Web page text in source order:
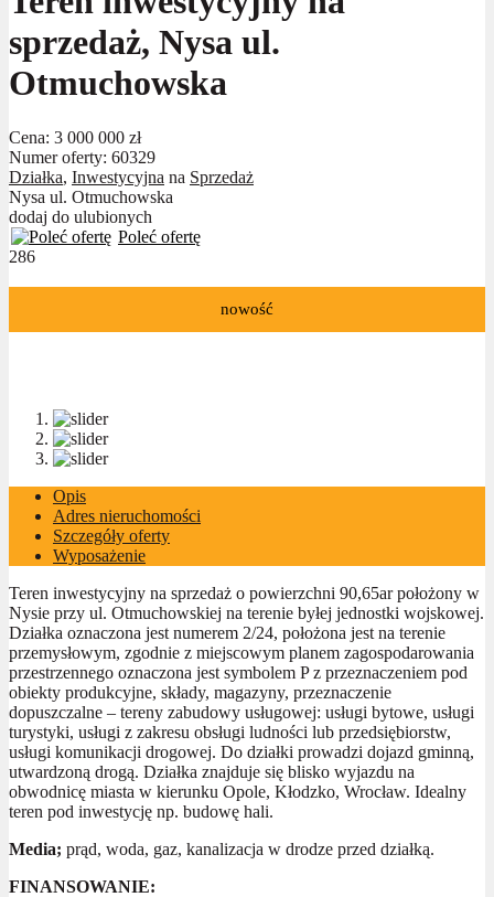
sprzedaż, Nysa ul.
Otmuchowska
Cena: 3 000 000 zł
Numer oferty: 60329
Działka, Inwestycyjna na Sprzedaż
Nysa ul. Otmuchowska
dodaj do ulubionych
Poleć ofertę
286
nowość
Opis
Adres nieruchomości
Szczegóły oferty
Wyposażenie
Teren inwestycyjny na sprzedaż o powierzchni 90,65ar położony w
Nysie przy ul. Otmuchowskiej na terenie byłej jednostki wojskowej.
Działka oznaczona jest numerem 2/24, położona jest na terenie
przemysłowym, zgodnie z miejscowym planem zagospodarowania
przestrzennego oznaczona jest symbolem P z przeznaczeniem pod
obiekty produkcyjne, składy, magazyny, przeznaczenie
dopuszczalne – tereny zabudowy usługowej: usługi bytowe, usługi
turystyki, usługi z zakresu obsługi ludności lub przedsiębiorstw,
usługi komunikacji drogowej. Do działki prowadzi dojazd gminną,
utwardzoną drogą. Działka znajduje się blisko wyjazdu na
obwodnicę miasta w kierunku Opole, Kłodzko, Wrocław. Idealny
teren pod inwestycję np. budowę hali.
Media; prąd, woda, gaz, kanalizacja w drodze przed działką.
FINANSOWANIE: